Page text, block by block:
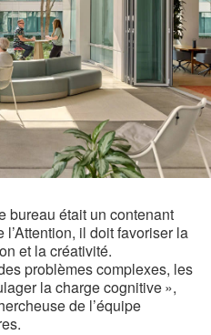
bureau était un contenant
il doit favoriser la
et la créativité.
problèmes complexes, les
la charge cognitive »,
de l’équipe